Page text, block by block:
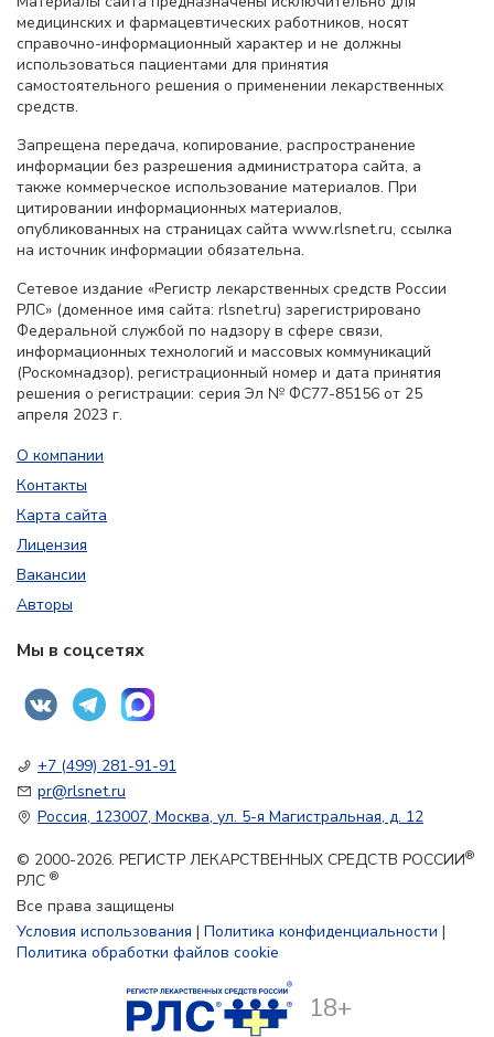
медицинских и фармацевтических работников, носят
справочно-информационный характер и не должны
использоваться пациентами для принятия
самостоятельного решения о применении лекарственных
средств.
Запрещена передача, копирование, распространение
информации без разрешения администратора сайта, а
также коммерческое использование материалов. При
цитировании информационных материалов,
опубликованных на страницах сайта www.rlsnet.ru, ссылка
на источник информации обязательна.
Сетевое издание «Регистр лекарственных средств России
РЛС» (доменное имя сайта: rlsnet.ru) зарегистрировано
Федеральной службой по надзору в сфере связи,
информационных технологий и массовых коммуникаций
(Роскомнадзор), регистрационный номер и дата принятия
решения о регистрации: серия Эл № ФС77-85156 от 25
апреля 2023 г.
О компании
Контакты
Карта сайта
Лицензия
Вакансии
Авторы
Мы в соцсетях
+7 (499) 281-91-91
pr@rlsnet.ru
Россия, 123007, Москва, ул. 5-я Магистральная, д. 12
© 2000-2026. РЕГИСТР ЛЕКАРСТВЕННЫХ СРЕДСТВ РОССИИ®
РЛС ®
Все права защищены
Условия использования | Политика конфиденциальности |
Политика обработки файлов cookie
18+